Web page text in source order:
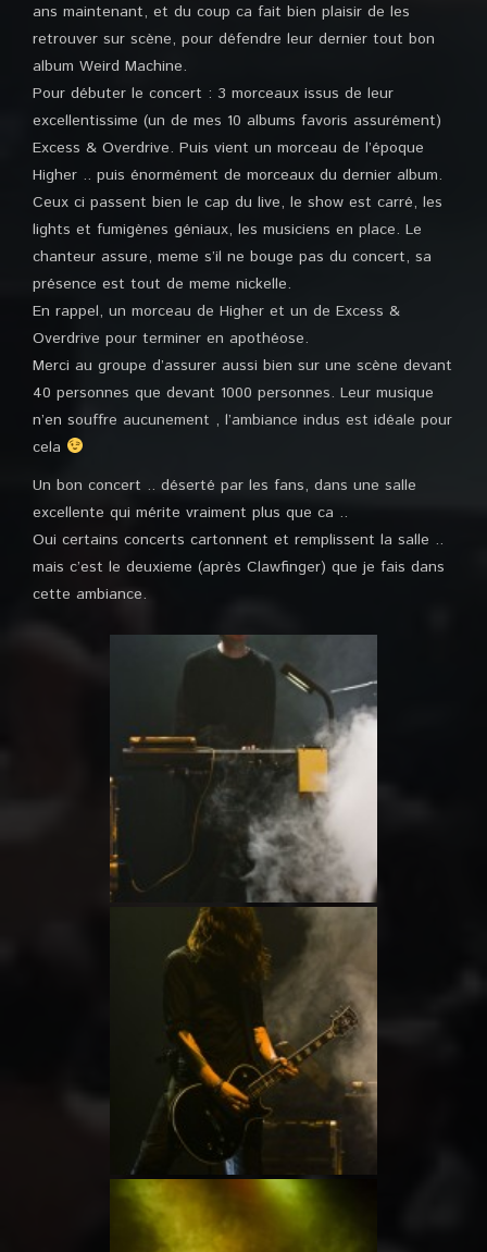
ans maintenant, et du coup ca fait bien plaisir de les
retrouver sur scène, pour défendre leur dernier tout bon
album Weird Machine.
Pour débuter le concert : 3 morceaux issus de leur
excellentissime (un de mes 10 albums favoris assurément)
Excess & Overdrive. Puis vient un morceau de l’époque
Higher .. puis énormément de morceaux du dernier album.
Ceux ci passent bien le cap du live, le show est carré, les
lights et fumigènes géniaux, les musiciens en place. Le
chanteur assure, meme s’il ne bouge pas du concert, sa
présence est tout de meme nickelle.
En rappel, un morceau de Higher et un de Excess &
Overdrive pour terminer en apothéose.
Merci au groupe d’assurer aussi bien sur une scène devant
40 personnes que devant 1000 personnes. Leur musique
n’en souffre aucunement , l’ambiance indus est idéale pour
cela
Un bon concert .. déserté par les fans, dans une salle
excellente qui mérite vraiment plus que ca ..
Oui certains concerts cartonnent et remplissent la salle ..
mais c’est le deuxieme (après Clawfinger) que je fais dans
cette ambiance.